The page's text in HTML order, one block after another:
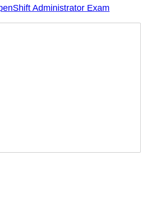
Administrator Exam